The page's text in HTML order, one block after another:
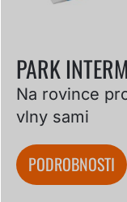
PARK
Na rovince
vlny sami
PODROBNOSTI